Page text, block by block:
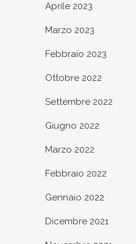
Aprile 2023
Marzo 2023
Febbraio 2023
Ottobre 2022
Settembre 2022
Giugno 2022
Marzo 2022
Febbraio 2022
Gennaio 2022
Dicembre 2021